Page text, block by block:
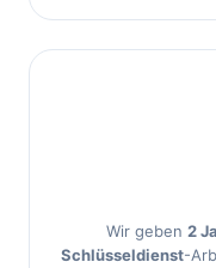
Wir geben 2
Schlüsseldienst-